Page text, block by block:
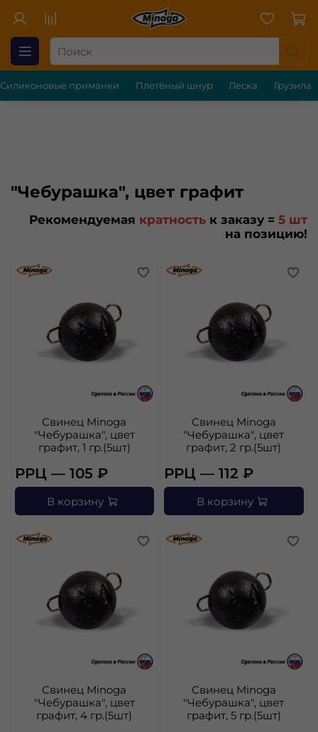
Силиконовые приманки Плетёный шнур Леска Грузила
"Чебурашка", цвет графит
Рекомендуемая кратность к заказу = 5 шт
на позицию!
Свинец Minoga
"Чебурашка", цвет
графит, 1 гр.(5шт)
РРЦ — 105 ₽
В корзину
Свинец Minoga
"Чебурашка", цвет
графит, 2 гр.(5шт)
РРЦ — 112 ₽
В корзину
Свинец Minoga
"Чебурашка", цвет
графит, 4 гр.(5шт)
Свинец Minoga
"Чебурашка", цвет
графит, 5 гр.(5шт)